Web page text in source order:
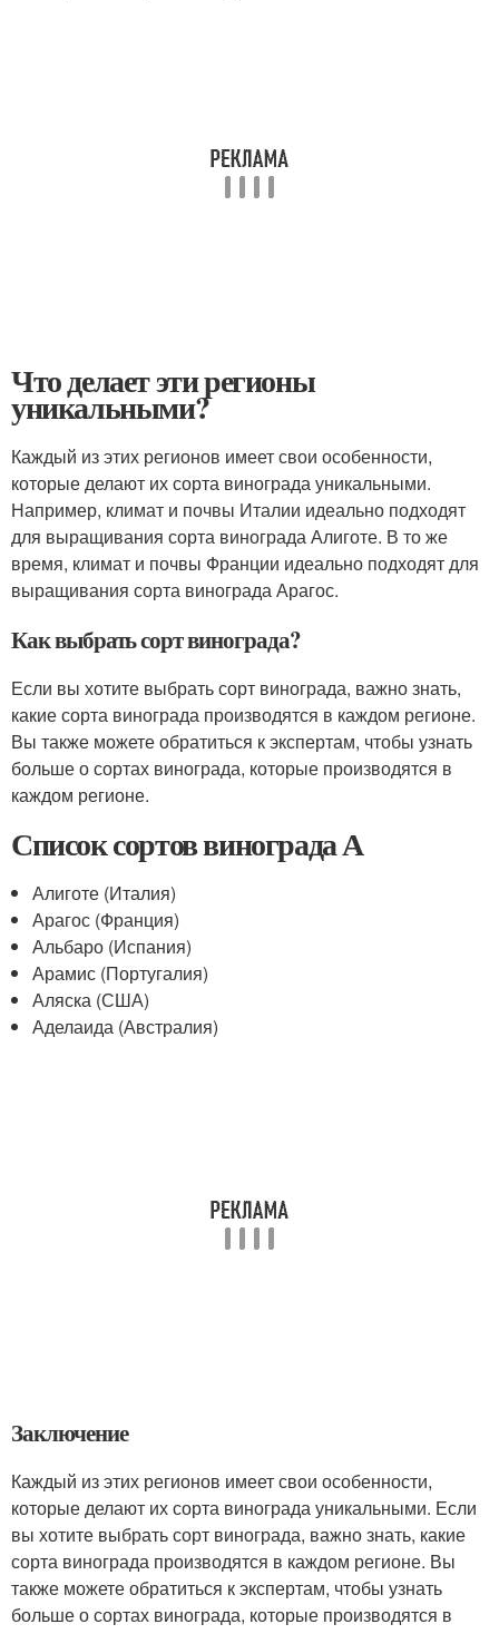
Что делает эти регионы
уникальными?
Каждый из этих регионов имеет свои особенности,
которые делают их сорта винограда уникальными.
Например, климат и почвы Италии идеально подходят
для выращивания сорта винограда Алиготе. В то же
время, климат и почвы Франции идеально подходят для
выращивания сорта винограда Арагос.
Как выбрать сорт винограда?
Если вы хотите выбрать сорт винограда, важно знать,
какие сорта винограда производятся в каждом регионе.
Вы также можете обратиться к экспертам, чтобы узнать
больше о сортах винограда, которые производятся в
каждом регионе.
Список сортов винограда А
Алиготе (Италия)
Арагос (Франция)
Альбаро (Испания)
Арамис (Португалия)
Аляска (США)
Аделаида (Австралия)
Заключение
Каждый из этих регионов имеет свои особенности,
которые делают их сорта винограда уникальными. Если
вы хотите выбрать сорт винограда, важно знать, какие
сорта винограда производятся в каждом регионе. Вы
также можете обратиться к экспертам, чтобы узнать
больше о сортах винограда, которые производятся в